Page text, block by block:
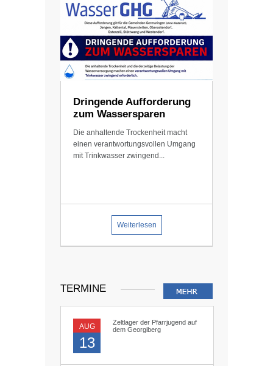
Dringende Aufforderung
zum Wassersparen
Die anhaltende Trockenheit macht
einen verantwortungsvollen Umgang
mit Trinkwasser zwingend...
Weiterlesen
TERMINE
AUG
13
Zeltlager der Pfarrjugend auf
dem Georgiberg